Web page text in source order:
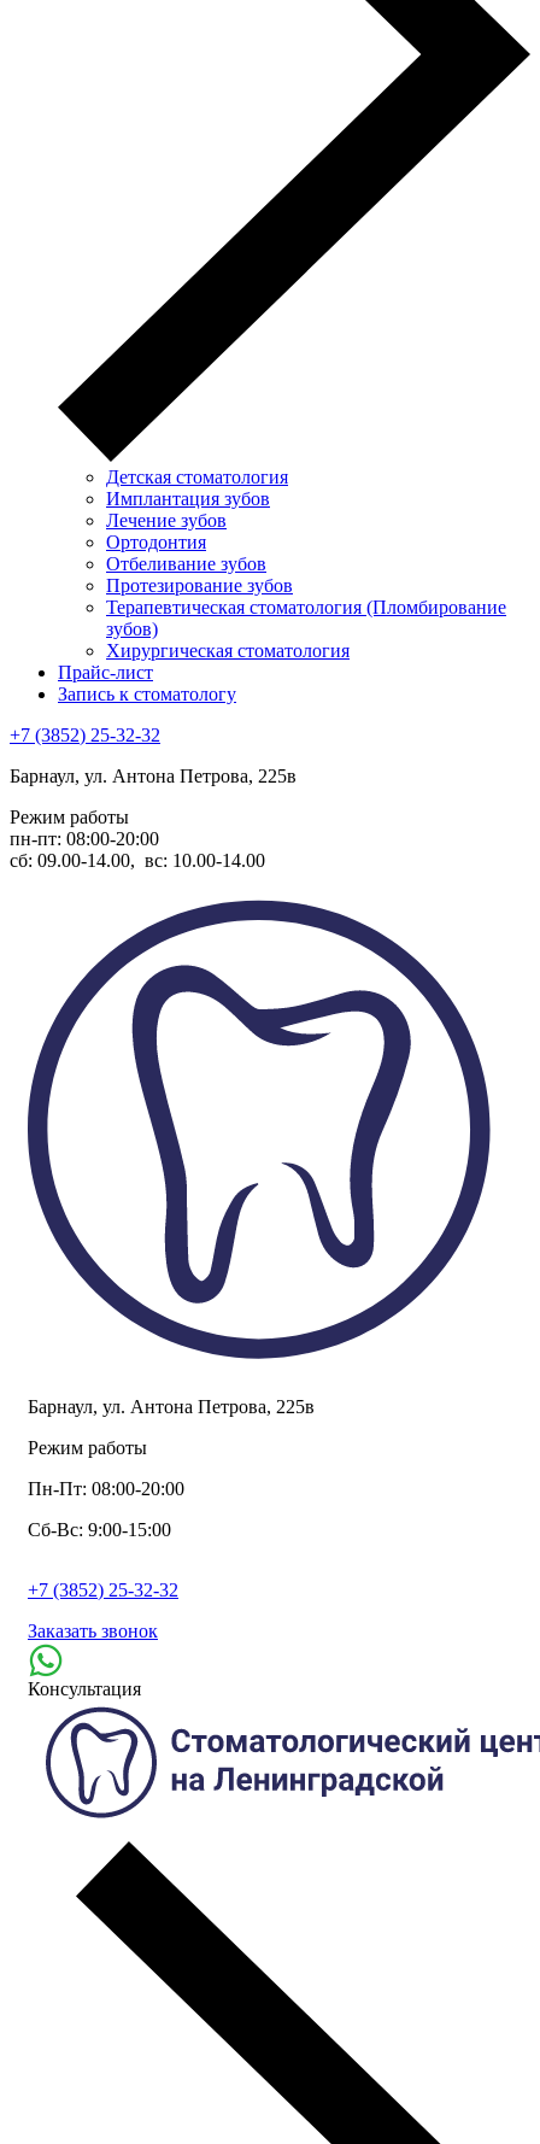
Детская стоматология
Имплантация зубов
Лечение зубов
Ортодонтия
Отбеливание зубов
Протезирование зубов
Терапевтическая стоматология (Пломбирование
зубов)
Хирургическая стоматология
Прайс-лист
Запись к стоматологу
+7 (3852) 25-32-32
Барнаул, ул. Антона Петрова, 225в
Режим работы
пн-пт: 08:00-20:00
сб: 09.00-14.00, вс: 10.00-14.00
Барнаул, ул. Антона Петрова, 225в
Режим работы
Пн-Пт: 08:00-20:00
Сб-Вс: 9:00-15:00
+7 (3852) 25-32-32
Заказать звонок
Консультация